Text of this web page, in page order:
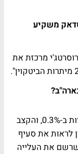
משקיע
מרכזת את
"מדד המחירים לצרכן עלה בהתאם לציפיות ב-0.3%, והקצב
2.6% ל-2.7%. מעניין לראות את סעיף
שרשם את העלייה